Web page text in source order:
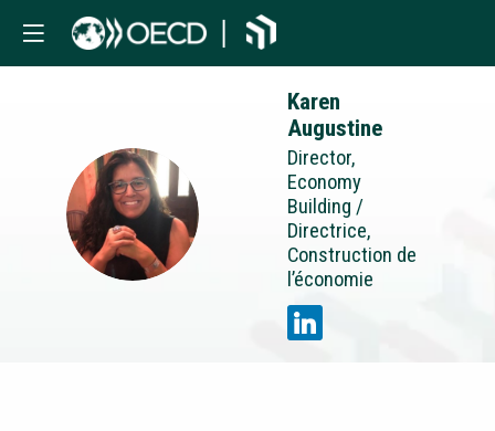
KA
Karen
Augustine
Director,
Economy
Building /
Directrice,
Construction de
l’économie